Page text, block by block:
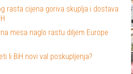
rasta cijena goriva skuplja i dostava
mesa naglo rastu diljem Europe
li BiH novi val poskupljenja?